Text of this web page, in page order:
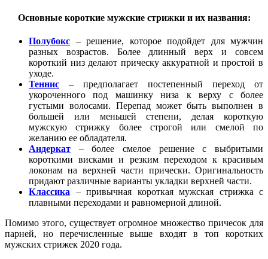
Основные короткие мужские стрижки и их названия:
Полубокс – решение, которое подойдет для мужчин
разных возрастов. Более длинный верх и совсем
короткий низ делают прическу аккуратной и простой в
уходе.
Теннис – предполагает постепенный переход от
укороченного под машинку низа к верху с более
густыми волосами. Перепад может быть выполнен в
большей или меньшей степени, делая короткую
мужскую стрижку более строгой или смелой по
желанию ее обладателя.
Андеркат – более смелое решение с выбритыми
короткими висками и резким переходом к красивым
локонам на верхней части прически. Оригинальность
придают различные варианты укладки верхней части.
Классика – привычная короткая мужская стрижка с
плавными переходами и равномерной длиной.
Помимо этого, существует огромное множество причесок для
парней, но перечисленные выше входят в топ коротких
мужских стрижек 2020 года.